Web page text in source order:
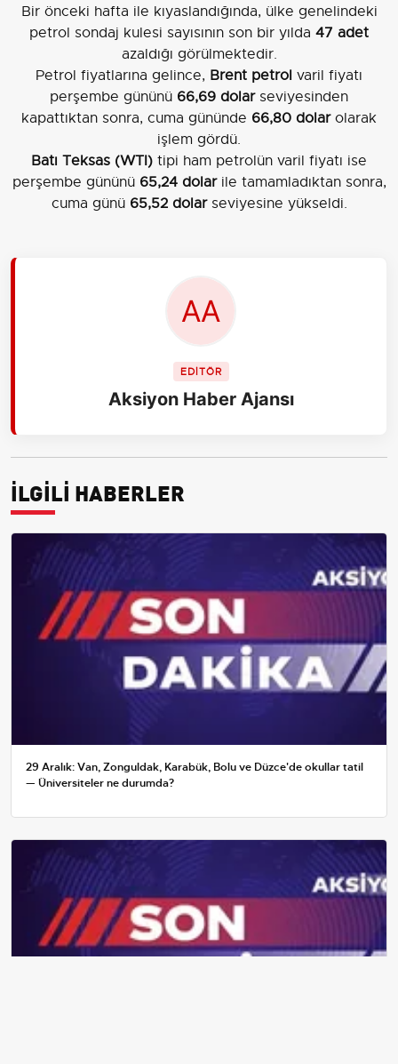
Bir önceki hafta ile kıyaslandığında, ülke genelindeki
petrol sondaj kulesi sayısının son bir yılda 47 adet
azaldığı görülmektedir.
Petrol fiyatlarına gelince, Brent petrol varil fiyatı
perşembe gününü 66,69 dolarseviyesinden
kapattıktan sonra, cuma gününde 66,80 dolarolarak
işlem gördü.
Batı Teksas (WTI) tipi ham petrolün varil fiyatı ise
perşembe gününü 65,24 dolarile tamamladıktan sonra,
cuma günü 65,52 dolarseviyesine yükseldi.
EDİTÖR
Aksiyon Haber Ajansı
İLGİLİ HABERLER
29 Aralık: Van, Zonguldak, Karabük, Bolu ve Düzce'de okullar tatil
— Üniversiteler ne durumda?